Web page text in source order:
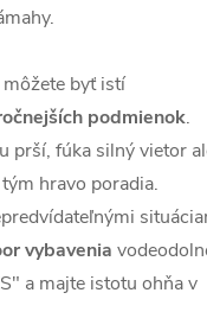
byť istí
podmienok.
prší, fúka silný vietor
hravo poradia.
vybavenia
a majte istotu ohňa v